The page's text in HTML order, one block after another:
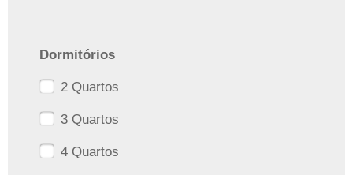
Dormitórios
2 Quartos
3 Quartos
4 Quartos